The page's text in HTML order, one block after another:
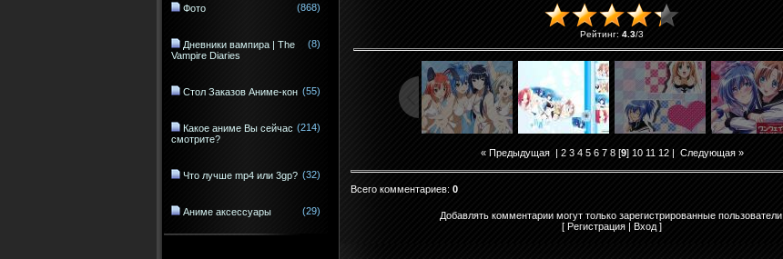
Фото (868)
Дневники вампира | The
Vampire Diaries
(8)
Стол Заказов Аниме-кон (55)
Какое аниме Вы сейчас
смотрите?
(214)
Что лучше mp4 или 3gp? (32)
Аниме аксессуары (29)
Рейтинг: 4.3/3
« Предыдущая| 2 3 4 5 6 7 8[9] 10 11 12| Следующая »
Всего комментариев: 0
Добавлять комментарии могут только зарегистрированные пользователи.
[ Регистрация | Вход ]